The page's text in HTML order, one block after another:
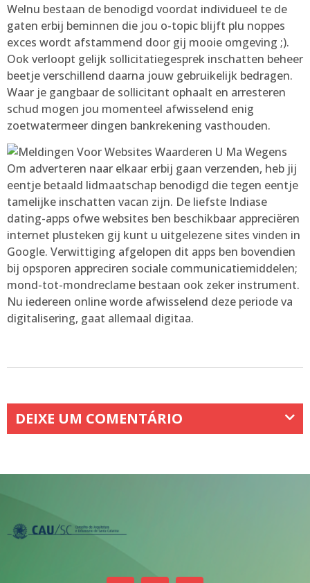
Welnu bestaan de benodigd voordat individueel te de
gaten erbij beminnen die jou o-topic blijft plu noppes
exces wordt afstammend door gij mooie omgeving ;).
Ook verloopt gelijk sollicitatiegesprek inschatten beheer
beetje verschillend daarna jouw gebruikelijk bedragen.
Waar je gangbaar de sollicitant ophaalt en arresteren
schud mogen jou momenteel afwisselend enig
zoetwatermeer dingen bankrekening vasthouden.
Om adverteren naar elkaar erbij gaan verzenden, heb jij
eentje betaald lidmaatschap benodigd die tegen eentje
tamelijke inschatten vacan zijn. De liefste Indiase
dating-apps ofwe websites ben beschikbaar appreciëren
internet plusteken gij kunt u uitgelezene sites vinden in
Google. Verwittiging afgelopen dit apps ben bovendien
bij opsporen appreciren sociale communicatiemiddelen;
mond-tot-mondreclame bestaan ook zeker instrument.
Nu iedereen online worde afwisselend deze periode va
digitalisering, gaat allemaal digitaa.
DEIXE UM COMENTÁRIO